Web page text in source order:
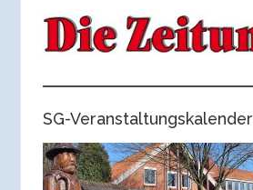
SG-Veranstaltungskalender